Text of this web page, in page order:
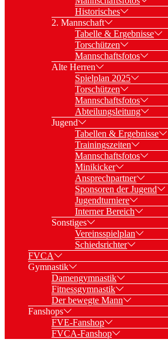
Historisches
2. Mannschaft
Tabelle & Ergebnisse
Torschützen
Mannschaftsfotos
Alte Herren
Spielplan 2025
Torschützen
Mannschaftsfotos
Abteilungsleitung
Jugend
Tabellen & Ergebnisse
Trainingszeiten
Mannschaftsfotos
Minikicker
Ansprechpartner
Sponsoren der Jugend
Jugendturniere
Interner Bereich
Sonstiges
Vereinsspielplan
Schiedsrichter
FVCA
Gymnastik
Damengymnastik
Fitnessgymnastik
Der bewegte Mann
Fanshops
FVE-Fanshop
FVCA-Fanshop